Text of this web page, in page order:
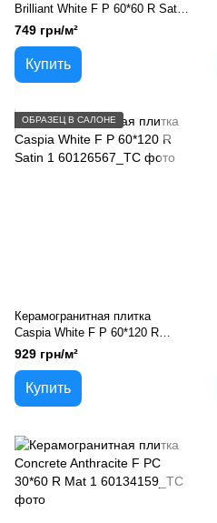
Brilliant White F P 60*60 R Satin
1
749 грн/м²
Купить
ОБРАЗЕЦ В САЛОНЕ
Керамогранитная плитка
Caspia White F P 60*120 R
Satin 1
929 грн/м²
Купить